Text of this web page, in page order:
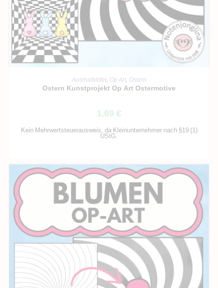
IN DEN WARENKORB
Ausmalbilder, Op Art, Ostern
Ostern Kunstprojekt Op Art Ostermotive
1,69 €
Kein Mehrwertsteuerausweis, da Kleinunternehmer nach §19 (1)
UStG.